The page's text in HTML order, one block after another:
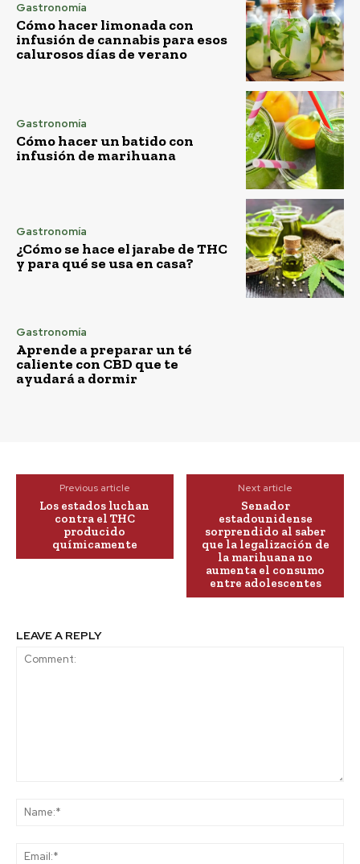
Gastronomía
Cómo hacer limonada con
infusión de cannabis para esos
calurosos días de verano
Gastronomía
Cómo hacer un batido con
infusión de marihuana
Gastronomía
¿Cómo se hace el jarabe de THC
y para qué se usa en casa?
Gastronomía
Aprende a preparar un té
caliente con CBD que te
ayudará a dormir
Previous article
Los estados luchan
contra el THC
producido
químicamente
Next article
Senador
estadounidense
sorprendido al saber
que la legalización de
la marihuana no
aumenta el consumo
entre adolescentes
LEAVE A REPLY